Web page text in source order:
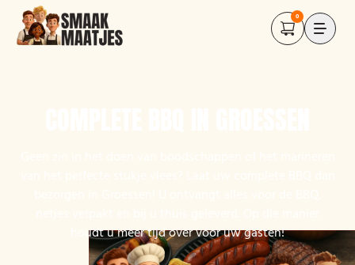
0
houdt u meer tijd over voor uw gasten!